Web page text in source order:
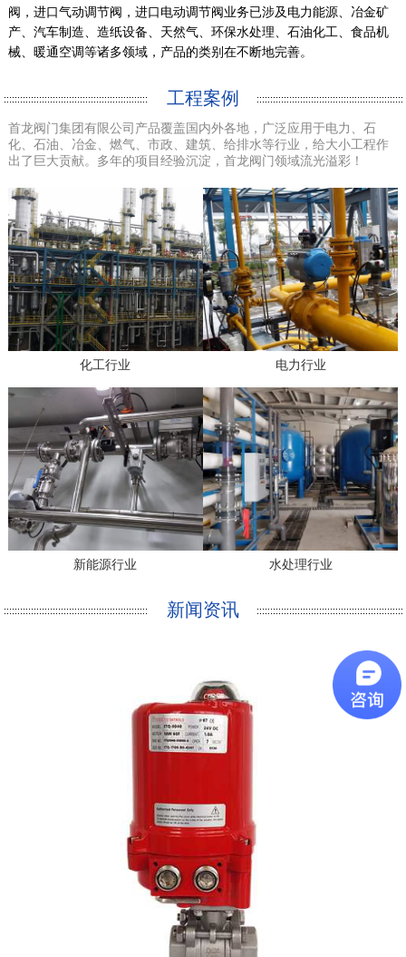
阀，进口气动调节阀，进口电动调节阀业务已涉及电力能源、冶金矿
产、汽车制造、造纸设备、天然气、环保水处理、石油化工、食品机
械、暖通空调等诸多领域，产品的类别在不断地完善。
工程案例
首龙阀门集团有限公司产品覆盖国内外各地，广泛应用于电力、石
化、石油、冶金、燃气、市政、建筑、给排水等行业，给大小工程作
出了巨大贡献。多年的项目经验沉淀，首龙阀门领域流光溢彩！
化工行业 电力行业
新能源行业 水处理行业
新闻资讯